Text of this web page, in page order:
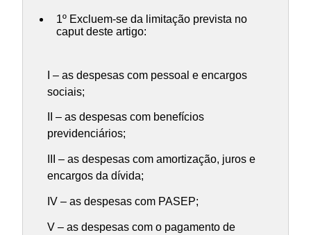
1º Excluem-se da limitação prevista no
caput deste artigo:
I – as despesas com pessoal e encargos
sociais;
II – as despesas com benefícios
previdenciários;
III – as despesas com amortização, juros e
encargos da dívida;
IV – as despesas com PASEP;
V – as despesas com o pagamento de